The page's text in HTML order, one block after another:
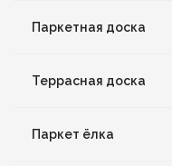
Паркетная доска
Террасная доска
Паркет ёлка